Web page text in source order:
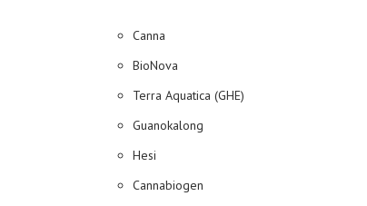
Canna
BioNova
Terra Aquatica (GHE)
Guanokalong
Hesi
Cannabiogen